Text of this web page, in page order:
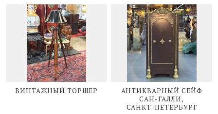
ВИНТАЖНЫЙ ТОРШЕР
АНТИКВАРНЫЙ СЕЙФ
САН-ГАЛЛИ,
САНКТ-ПЕТЕРБУРГ